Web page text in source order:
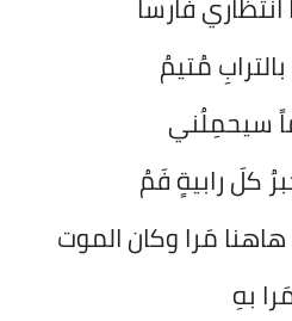
مُتيمُ
سيحمِلُني
كلَ رابيةٍ فَمُ
مَرا وكان الموت
بهِ